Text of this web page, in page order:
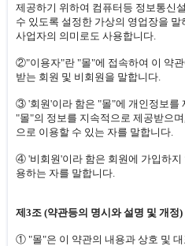
제공하기 위하여 컴퓨터등 정보통신
수 있도록 설정한 가상의 영업장을
사업자의 의미로도 사용합니다.
②"이용자"란 "몰"에 접속하여 이 약
받는 회원 및 비회원을 말합니다.
③ '회원'이라 함은 "몰"에 개인정보를
"몰"의 정보를 지속적으로 제공받으
으로 이용할 수 있는 자를 말합니다.
④ '비회원'이라 함은 회원에 가입하지
용하는 자를 말합니다.
제3조 (약관등의 명시와 설명 및 개정)
① "몰"은 이 약관의 내용과 상호 및